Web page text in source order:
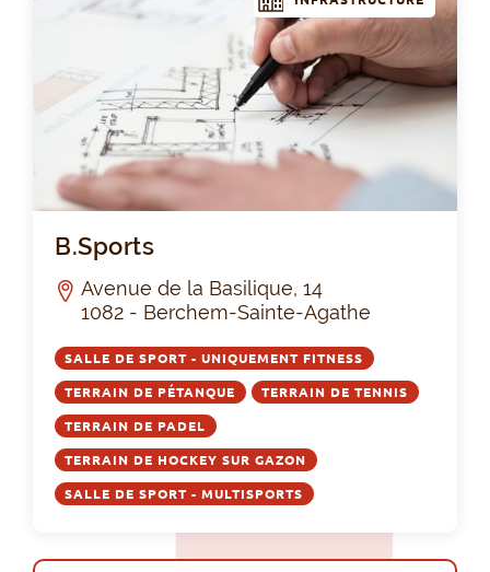
B.Sports
Avenue de la Basilique, 14
1082 - Berchem-Sainte-Agathe
SALLE DE SPORT - UNIQUEMENT FITNESS
TERRAIN DE PÉTANQUE TERRAIN DE TENNIS
TERRAIN DE PADEL
TERRAIN DE HOCKEY SUR GAZON
SALLE DE SPORT - MULTISPORTS